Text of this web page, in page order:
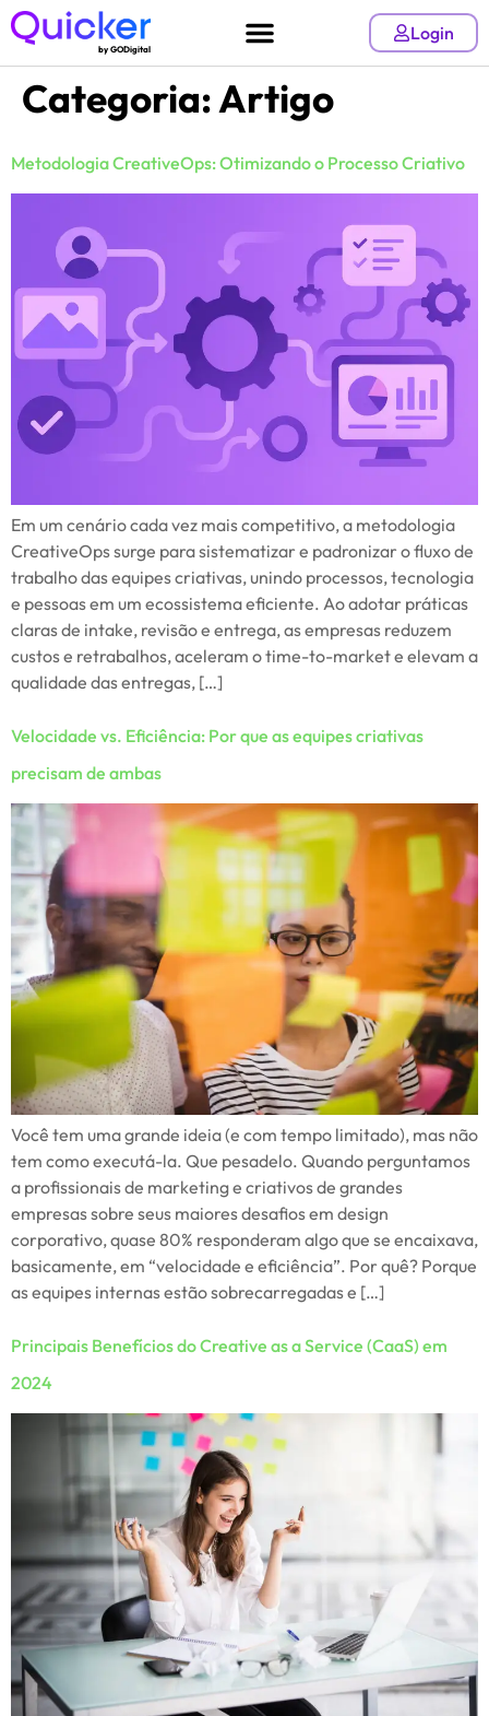
by GODigital
Login
Categoria:Artigo
Metodologia CreativeOps: Otimizando o Processo Criativo
Em um cenário cada vez mais competitivo, a metodologia
CreativeOps surge para sistematizar e padronizar o fluxo de
trabalho das equipes criativas, unindo processos, tecnologia
e pessoas em um ecossistema eficiente. Ao adotar práticas
claras de intake, revisão e entrega, as empresas reduzem
custos e retrabalhos, aceleram o time-to-market e elevam a
qualidade das entregas, […]
Velocidade vs. Eficiência: Por que as equipes criativas
precisam de ambas
Você tem uma grande ideia (e com tempo limitado), mas não
tem como executá-la. Que pesadelo. Quando perguntamos
a profissionais de marketing e criativos de grandes
empresas sobre seus maiores desafios em design
corporativo, quase 80% responderam algo que se encaixava,
basicamente, em “velocidade e eficiência”. Por quê? Porque
as equipes internas estão sobrecarregadas e […]
Principais Benefícios do Creative as a Service (CaaS) em
2024